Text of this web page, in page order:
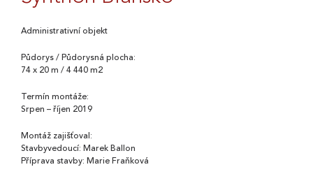
Administrativní objekt
Půdorys / Půdorysná plocha:
74 x 20 m / 4 440 m2
Termín montáže:
Srpen – říjen 2019
Montáž zajišťoval:
Stavbyvedoucí: Marek Ballon
Příprava stavby: Marie Fraňková